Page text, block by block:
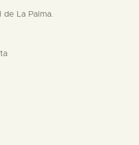
de La Palma.